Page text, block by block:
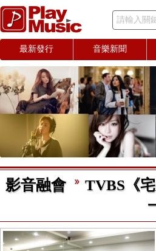
請輸入關
最新發行 音樂新聞
影音融會
TVBS《